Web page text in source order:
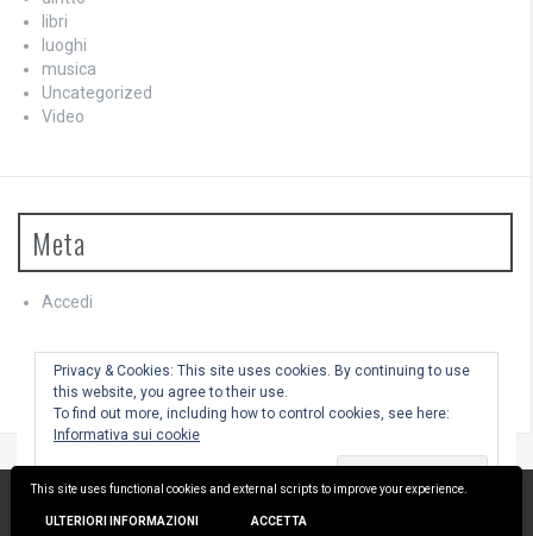
This site uses functional cookies and external scripts to improve your experience.
ULTERIORI INFORMAZIONI ACCETTA
libri
luoghi
musica
Uncategorized
Video
Meta
Accedi
Feed dei commenti
WordPress.org
Privacy & Cookies: This site uses cookies. By continuing to use
this website, you agree to their use.
To find out more, including how to control cookies, see here:
Informativa sui cookie
Utilizza WordPress Tema:FlyMag